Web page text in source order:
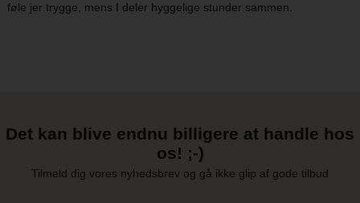
føle jer trygge, mens I deler hyggelige stunder sammen.
Det kan blive endnu billigere at handle hos
os! ;-)
Tilmeld dig vores nyhedsbrev og gå ikke glip af gode tilbud